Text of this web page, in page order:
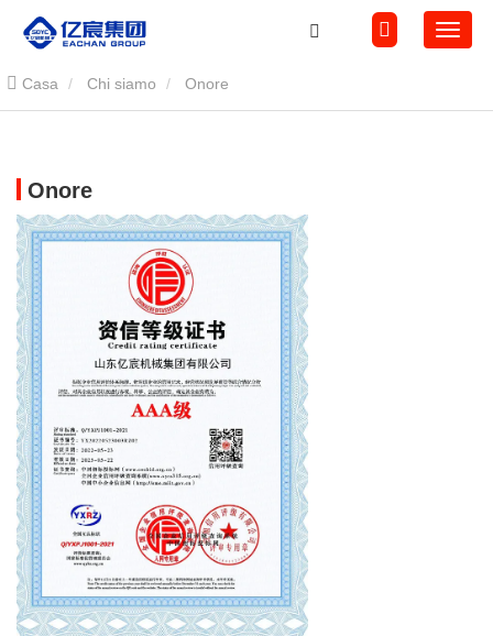
Casa Chi siamo Onore
Onore